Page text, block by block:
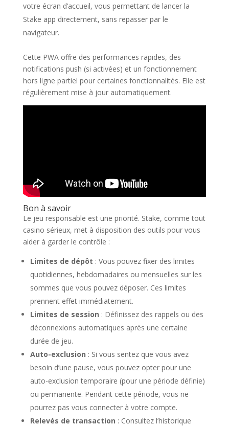
votre écran d’accueil, vous permettant de lancer la
Stake app directement, sans repasser par le
navigateur.
Cette PWA offre des performances rapides, des
notifications push (si activées) et un fonctionnement
hors ligne partiel pour certaines fonctionnalités. Elle est
régulièrement mise à jour automatiquement.
Bon à savoir
Le jeu responsable est une priorité. Stake, comme tout
casino sérieux, met à disposition des outils pour vous
aider à garder le contrôle :
Limites de dépôt : Vous pouvez fixer des limites
quotidiennes, hebdomadaires ou mensuelles sur les
sommes que vous pouvez déposer. Ces limites
prennent effet immédiatement.
Limites de session : Définissez des rappels ou des
déconnexions automatiques après une certaine
durée de jeu.
Auto-exclusion : Si vous sentez que vous avez
besoin d’une pause, vous pouvez opter pour une
auto-exclusion temporaire (pour une période définie)
ou permanente. Pendant cette période, vous ne
pourrez pas vous connecter à votre compte.
Relevés de transaction : Consultez l’historique